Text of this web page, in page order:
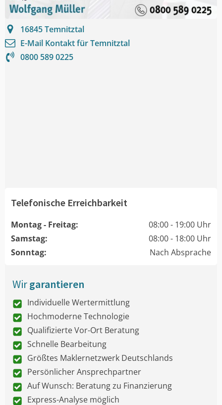
16845Temnitztal
E-Mail Kontakt fürTemnitztal
0800 589 0225
Telefonische Erreichbarkeit
Montag - Freitag:
08:00 - 19:00 Uhr
Samstag:
08:00 - 18:00 Uhr
Sonntag:
Nach Absprache
Wirgarantieren
Individuelle Wertermittlung
Hochmoderne Technologie
Qualifizierte Vor-Ort Beratung
Schnelle Bearbeitung
Größtes Maklernetzwerk Deutschlands
Persönlicher Ansprechpartner
Auf Wunsch: Beratung zu Finanzierung
Express-Analyse möglich